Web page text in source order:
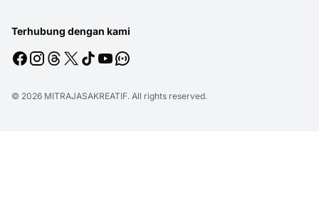
Terhubung dengan kami
© 2026 MITRAJASAKREATIF. All rights reserved.